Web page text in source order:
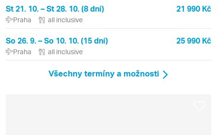
St 21. 10. – St 28. 10. (8 dní) 21 990 Kč
Praha all inclusive
So 26. 9. – So 10. 10. (15 dní) 25 990 Kč
Praha all inclusive
Všechny termíny a možnosti